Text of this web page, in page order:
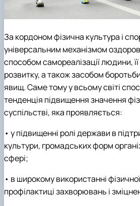
За кордоном фізична культура і
універсальним механізмом
способом самореалізації людини,
розвитку, а також засобом
явищ. Саме тому у всьому світі
тенденція підвищення значення
суспільстві, яка проявляється:
• у підвищенні ролі держави в
культури, громадських форм
сфері;
• в широкому використанні
профілактиці захворювань і